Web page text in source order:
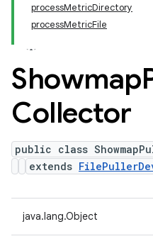
processMetricDirectory
processMetricFile
Showmap
Collector
public class
extends
java.lang.Object